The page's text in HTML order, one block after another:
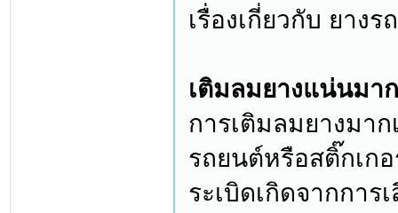
เรื่องเกี่ยวกับ ยาง
เติมลมยางแน่นมา
การเติมลมยางมา
รถยนต์หรือสติ๊กเก
ระเบิดเกิดจากกา